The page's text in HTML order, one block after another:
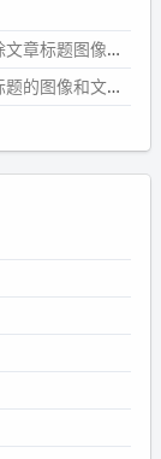
办法主动取消
提交都卡
1.2 米会不
前几天才看
年的，都是
你好，Z-Blog你这个mzDanron主题，怎么去除文章标题图像和文章摘要，仅显示标题，感谢回复！
你好，你mzDanron这个主题，怎么去除文章标题的图像和文章摘要！仅显示标题，感谢回复解决！